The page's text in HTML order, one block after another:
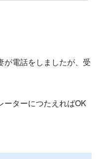
が電話をしましたが、受
ーターにつたえればOK